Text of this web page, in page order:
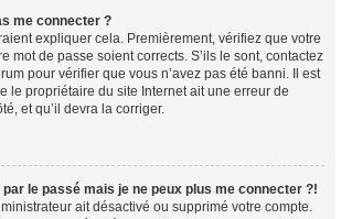
me connecter ?
expliquer cela. Premièrement, vérifiez que votre
mot de passe soient corrects. S’ils le sont, contactez
pour vérifier que vous n’avez pas été banni. Il est
le propriétaire du site Internet ait une erreur de
et qu’il devra la corriger.
le passé mais je ne peux plus me connecter ?!
ait désactivé ou supprimé votre compte.